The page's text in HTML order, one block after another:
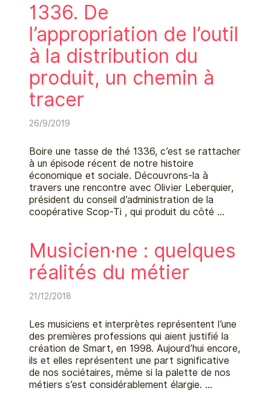
1336. De
l’appropriation de l’outil
à la distribution du
produit, un chemin à
tracer
26/9/2019
Boire une tasse de thé 1336, c’est se rattacher
à un épisode récent de notre histoire
économique et sociale. Découvrons-la à
travers une rencontre avec Olivier Leberquier,
président du conseil d’administration de la
coopérative Scop-Ti , qui produit du côté …
Musicien‧ne : quelques
réalités du métier
21/12/2018
Les musiciens et interprètes représentent l’une
des premières professions qui aient justifié la
création de Smart, en 1998. Aujourd’hui encore,
ils et elles représentent une part significative
de nos sociétaires, même si la palette de nos
métiers s’est considérablement élargie. …